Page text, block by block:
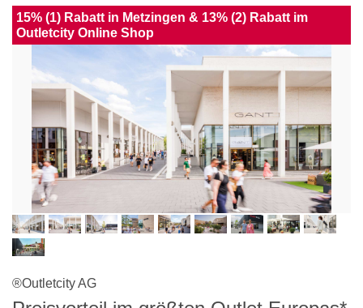
15% (1) Rabatt in Metzingen & 13% (2) Rabatt im
Outletcity Online Shop
®Outletcity AG